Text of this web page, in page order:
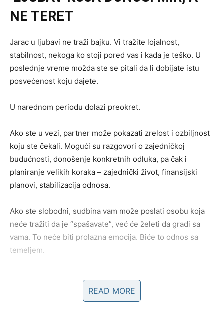
NE TERET
Jarac u ljubavi ne traži bajku. Vi tražite lojalnost,
stabilnost, nekoga ko stoji pored vas i kada je teško. U
poslednje vreme možda ste se pitali da li dobijate istu
posvećenost koju dajete.
U narednom periodu dolazi preokret.
Ako ste u vezi, partner može pokazati zrelost i ozbiljnost
koju ste čekali. Mogući su razgovori o zajedničkoj
budućnosti, donošenje konkretnih odluka, pa čak i
planiranje velikih koraka – zajednički život, finansijski
planovi, stabilizacija odnosa.
Ako ste slobodni, sudbina vam može poslati osobu koja
neće tražiti da je “spašavate”, već će želeti da gradi sa
vama. To neće biti prolazna emocija. Biće to odnos sa
temeljem.
racionalno, ne emotivno. Vi birate ono što vam donosi
READ MORE